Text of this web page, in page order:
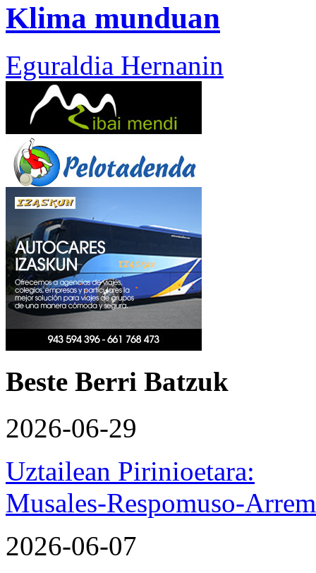
Klima munduan
Eguraldia Hernanin
Beste Berri Batzuk
2026-06-29
Uztailean Pirinioetara:
Musales-Respomuso-
2026-06-07